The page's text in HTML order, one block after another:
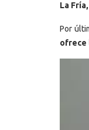
La
Por
ofrece